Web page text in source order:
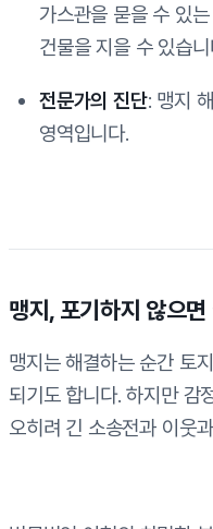
가스관을 묻을 수 있
건물을 지을 수 있습니
전문가의 진단: 맹지
영역입니다.
맹지, 포기하지 않으
맹지는 해결하는 순간 토
되기도 합니다. 하지만 감
오히려 긴 소송전과 이웃